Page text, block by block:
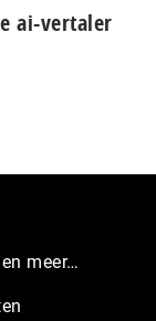
ai-vertaler
meer…